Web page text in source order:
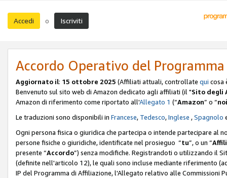
Accedi o Iscriviti
Accordo Operativo del
Aggiornato il: 15 ottobre 2025 (Affiliati attuali, controllate qui cosa
Benvenuto sul sito web di Amazon dedicato agli affiliati (il "Sito degli
Amazon di riferimento come riportato all'Allegato 1 (“Amazon” o “noi
Le traduzioni sono disponibili in Francese, Tedesco,Inglese ,Spagnolo
Ogni persona fisica o giuridica che partecipa o intende partecipare al
persone fisiche o giuridiche, identificate nel prosieguo “tu”, o un “
presente “Accordo”) senza modifiche. Registrandoti o utilizzando il
(definite nell'articolo 12), le quali sono incluse mediante riferimento
IP del Programma di Affiliazione, l'Allegato relativo alle Commissioni